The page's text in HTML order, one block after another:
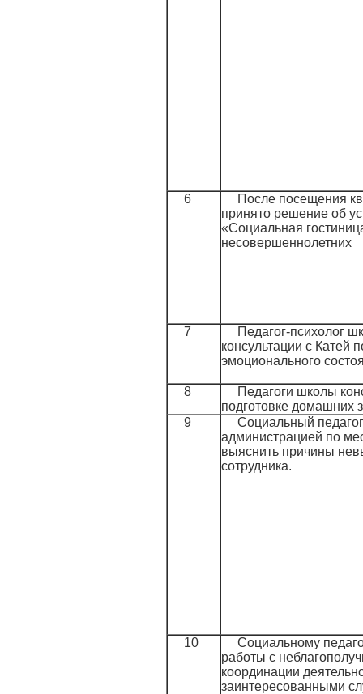
6
После посещения
принято решение об
«Социальная
несовершеннолетних
7
Педагог-психолог
консультации с Катей
эмоционального
8
Педагоги школы
подготовке домашних
9
Социальный
администрацией по
выяснить причины
сотрудника.
10
Социальному
работы с
координации
заинтересованными